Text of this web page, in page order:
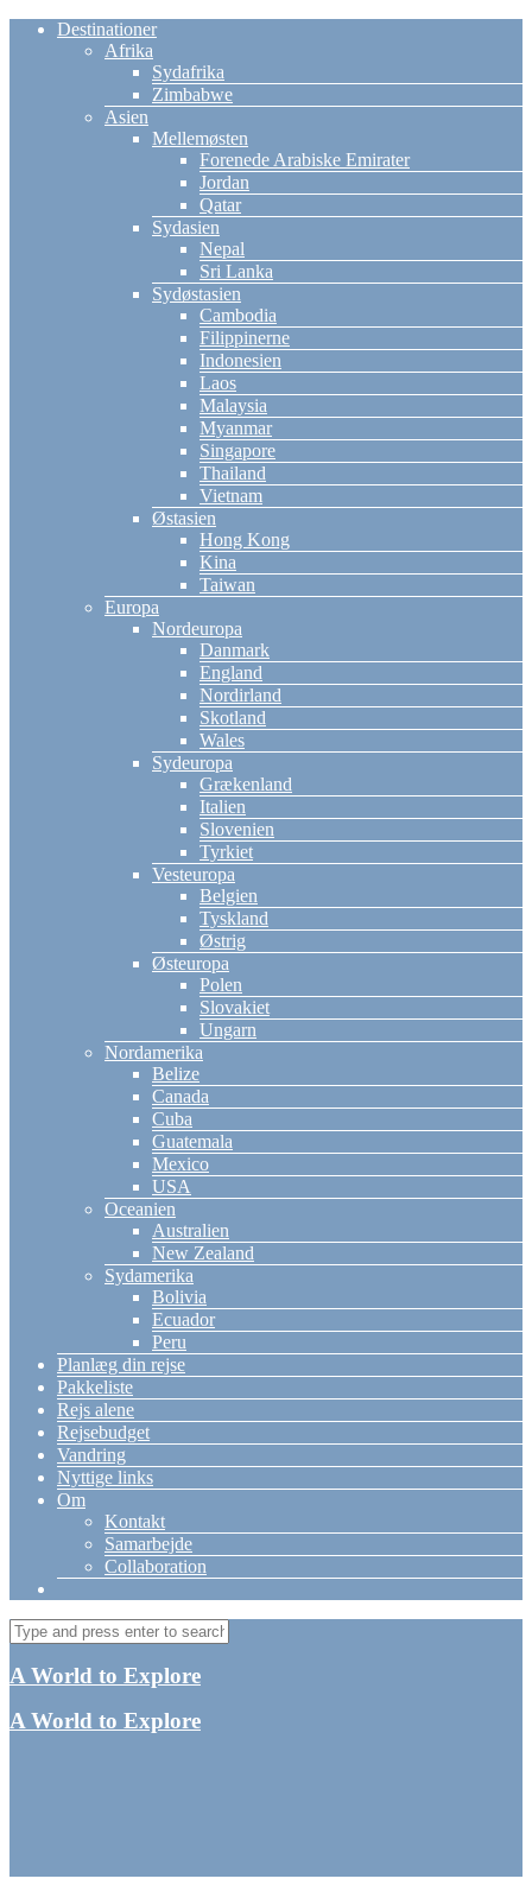
Destinationer
Afrika
Sydafrika
Zimbabwe
Asien
Mellemøsten
Forenede Arabiske Emirater
Jordan
Qatar
Sydasien
Nepal
Sri Lanka
Sydøstasien
Cambodia
Filippinerne
Indonesien
Laos
Malaysia
Myanmar
Singapore
Thailand
Vietnam
Østasien
Hong Kong
Kina
Taiwan
Europa
Nordeuropa
Danmark
England
Nordirland
Skotland
Wales
Sydeuropa
Grækenland
Italien
Slovenien
Tyrkiet
Vesteuropa
Belgien
Tyskland
Østrig
Østeuropa
Polen
Slovakiet
Ungarn
Nordamerika
Belize
Canada
Cuba
Guatemala
Mexico
USA
Oceanien
Australien
New Zealand
Sydamerika
Bolivia
Ecuador
Peru
Planlæg din rejse
Pakkeliste
Rejs alene
Rejsebudget
Vandring
Nyttige links
Om
Kontakt
Samarbejde
Collaboration
A World to Explore
A World to Explore